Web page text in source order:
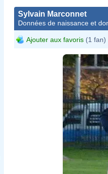
Sylvain Marconnet
Données de naissance et
Ajouter aux favoris (1 fan)